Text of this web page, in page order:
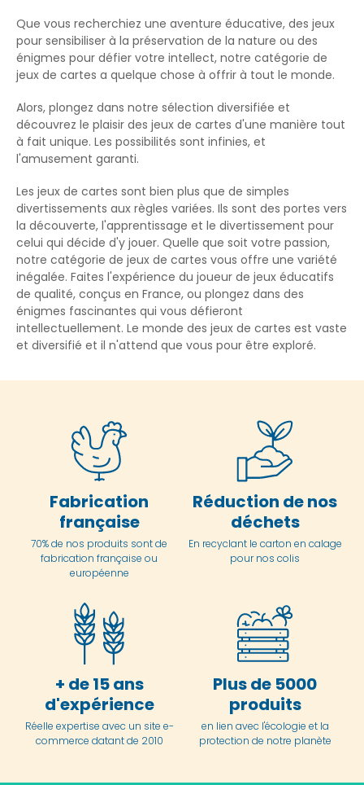
Que vous recherchiez une aventure éducative, des jeux
pour sensibiliser à la préservation de la nature ou des
énigmes pour défier votre intellect, notre catégorie de
jeux de cartes a quelque chose à offrir à tout le monde.
Alors, plongez dans notre sélection diversifiée et
découvrez le plaisir des jeux de cartes d'une manière tout
à fait unique. Les possibilités sont infinies, et
l'amusement garanti.
Les jeux de cartes sont bien plus que de simples
divertissements aux règles variées. Ils sont des portes vers
la découverte, l'apprentissage et le divertissement pour
celui qui décide d'y jouer. Quelle que soit votre passion,
notre catégorie de jeux de cartes vous offre une variété
inégalée. Faites l'expérience du joueur de jeux éducatifs
de qualité, conçus en France, ou plongez dans des
énigmes fascinantes qui vous défieront
intellectuellement. Le monde des jeux de cartes est vaste
et diversifié et il n'attend que vous pour être exploré.
Fabrication
française
70% de nos produits sont de
fabrication française ou
européenne
Réduction de nos
déchets
En recyclant le carton en calage
pour nos colis
+ de 15 ans
d'expérience
Réelle expertise avec un site e-
commerce datant de 2010
Plus de 5000
produits
en lien avec l'écologie et la
protection de notre planète